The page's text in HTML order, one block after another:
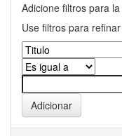
Adicione filtros para
Use filtros para